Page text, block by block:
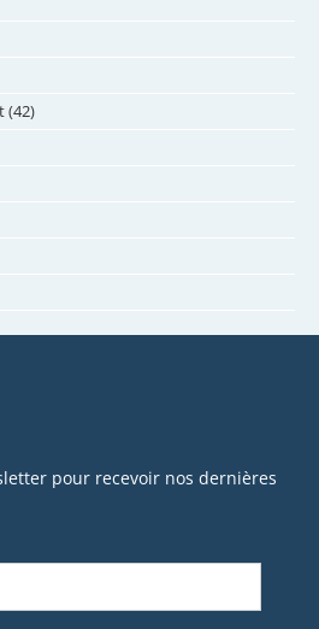
(42)
pour recevoir nos dernières